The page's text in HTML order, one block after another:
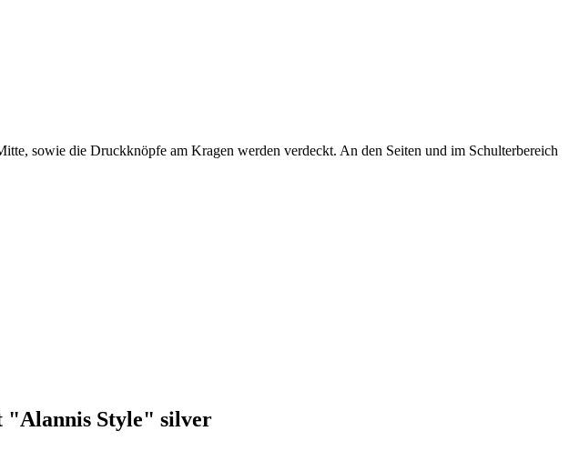
sowie die Druckknöpfe am Kragen werden verdeckt. An den Seiten und im Schulterbereich
"Alannis Style" silver